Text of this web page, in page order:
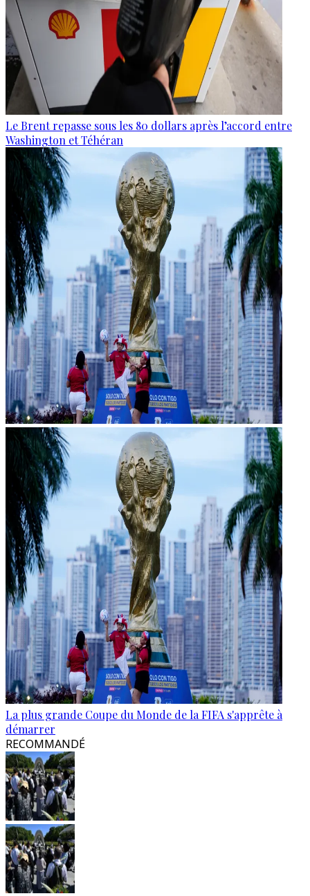
Le Brent repasse sous les 80 dollars après l’accord entre
Washington et Téhéran
La plus grande Coupe du Monde de la FIFA s'apprête à
démarrer
RECOMMANDÉ